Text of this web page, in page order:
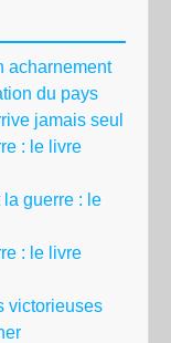
acharnement
du pays
jamais seul
: le livre
la guerre : le
: le livre
victorieuses